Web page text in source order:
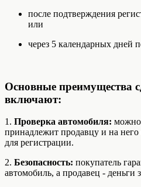
после подтверждения
или
через 5 календарных дней
Основные преимущества
включают:
1. Проверка автомобиля: можно
принадлежит продавцу и на
для регистрации.
2. Безопасность: покупатель
автомобиль, а продавец - деньги